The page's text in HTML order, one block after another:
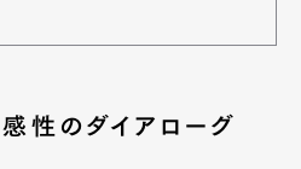
性のダイアローグ